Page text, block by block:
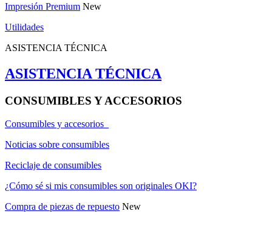
Impresión Premium New
Utilidades
ASISTENCIA TÉCNICA
ASISTENCIA TÉCNICA
CONSUMIBLES Y ACCESORIOS
Consumibles y accesorios
Noticias sobre consumibles
Reciclaje de consumibles
¿Cómo sé si mis consumibles son originales OKI?
Compra de piezas de repuesto New